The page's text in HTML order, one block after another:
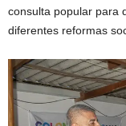
consulta popular para
diferentes reformas